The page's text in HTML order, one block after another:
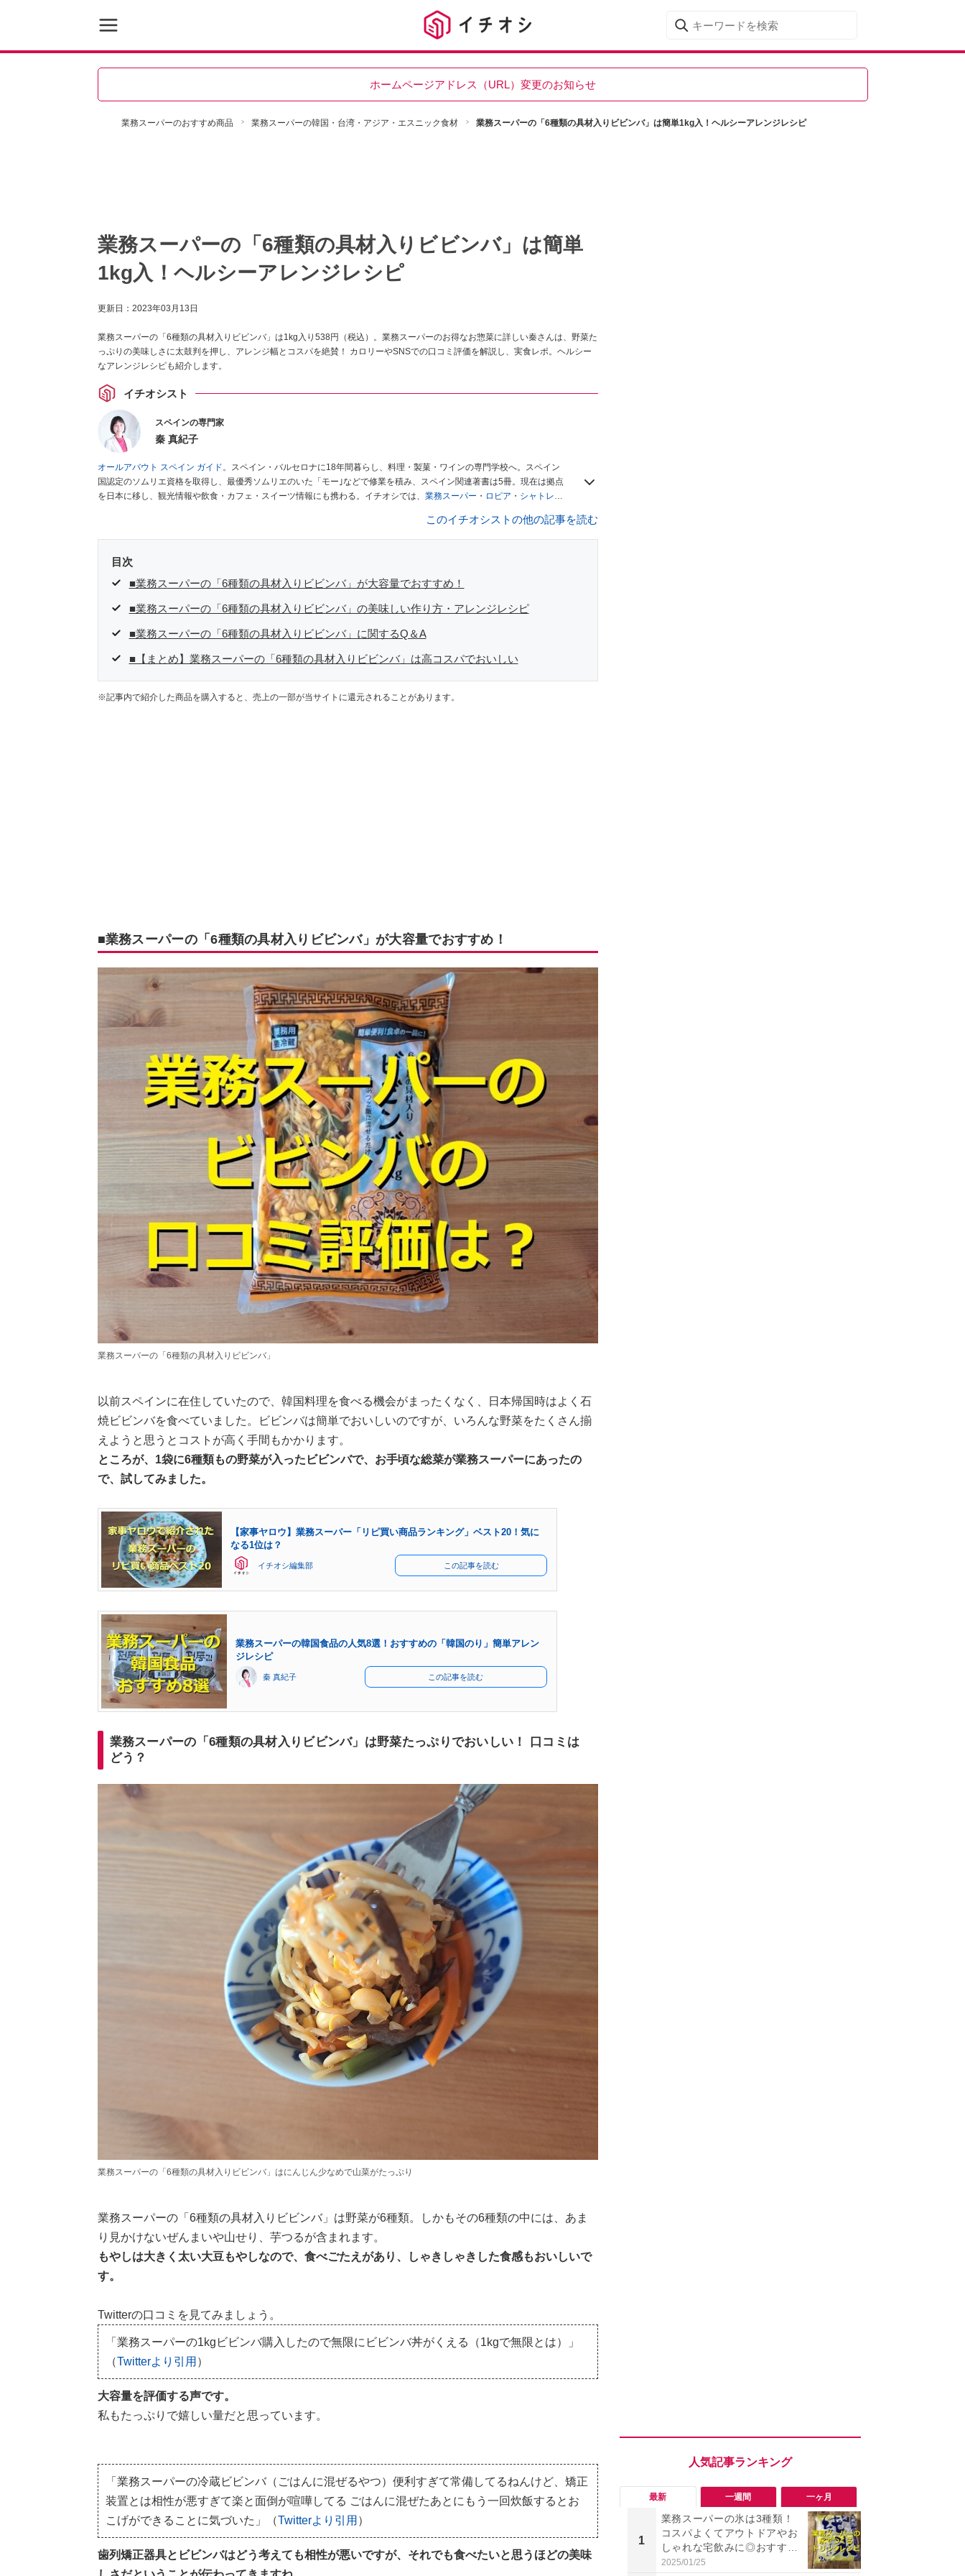
ホームページアドレス（URL）変更のお知らせ
業務スーパーのおすすめ商品 業務スーパーの韓国・台湾・アジア・エスニック食材 業務スーパーの「6種類の具材入りビビンバ」は簡単1kg入！ヘルシーアレンジレシピ
業務スーパーの「6種類の具材入りビビンバ」は簡単
1kg入！ヘルシーアレンジレシピ
更新日： 2023年03月13日
業務スーパーの「6種類の具材入りビビンバ」は1kg入り538円（税込）。業務スーパーのお得なお惣菜に詳しい秦さんは、野菜た
っぷりの美味しさに太鼓判を押し、アレンジ幅とコスパを絶賛！ カロリーやSNSでの口コミ評価を解説し、実食レポ。ヘルシー
なアレンジレシピも紹介します。
イチオシスト
スペインの専門家
秦 真紀子
オールアバウト スペイン ガイド。
スペイン・バルセロナに18年間暮らし、料理・製菓・ワインの専門学校へ。スペイン
国認定のソムリエ資格を取得し、最優秀ソムリエのいた「モー｣などで修業を積み、スペイン関連著書は5冊。現在は拠点
を日本に移し、観光情報や飲食・カフェ・スイーツ情報にも携わる。イチオシでは、 業務スーパー ・ ロピア ・ シャトレー
■経歴：ワイナリーツアーガイドや、飲食関連の方の視察旅行のコーディネートやガイド、スペ
インの食についての講演などの経験あり。2004年より「カフェ・スイーツ」（柴田書店）、「料理通信」（料理通信社）
ネートや執筆、著書5冊あり。 現在は、拠点をバルセロナから日本に移し、スペイン関連だけでなく日本の観光情報や飲
食店についてのコンテンツの執筆や、広報PR、出版プロデュースなどを行う。 ■寄稿雑誌……料理通信、カフェ・スイー
タ／aruco／地球の歩き方ほか。
このイチオシストの他の記事を読む
目次
■業務スーパーの「6種類の具材入りビビンバ」が大容量でおすすめ！
■業務スーパーの「6種類の具材入りビビンバ」の美味しい作り方・アレンジレシピ
■業務スーパーの「6種類の具材入りビビンバ」に関するQ＆A
■【まとめ】業務スーパーの「6種類の具材入りビビンバ」は高コスパでおいしい
※記事内で紹介した商品を購入すると、売上の一部が当サイトに還元されることがあります。
■業務スーパーの「6種類の具材入りビビンバ」が大容量でおすすめ！
業務スーパーの「6種類の具材入りビビンバ」
以前スペインに在住していたので、韓国料理を食べる機会がまったくなく、日本帰国時はよく石
焼ビビンバを食べていました。ビビンバは簡単でおいしいのですが、いろんな野菜をたくさん揃
えようと思うとコストが高く手間もかかります。
ところが、1袋に6種類もの野菜が入ったビビンバで、お手頃な総菜が業務スーパーにあったの
で、試してみました。
【家事ヤロウ】業務スーパー「リピ買い商品ランキング」ベスト20！気に
なる1位は？
イチオシ編集部 この記事を読む
業務スーパーの韓国食品の人気8選！おすすめの「韓国のり」簡単アレン
ジレシピ
秦 真紀子 この記事を読む
業務スーパーの「6種類の具材入りビビンバ」は野菜たっぷりでおいしい！ 口コミは
どう？
業務スーパーの「6種類の具材入りビビンバ」はにんじん少なめで山菜がたっぷり
業務スーパーの「6種類の具材入りビビンバ」は野菜が6種類。しかもその6種類の中には、あま
り見かけないぜんまいや山せり、芋つるが含まれます。
もやしは大きく太い大豆もやしなので、食べごたえがあり、しゃきしゃきした食感もおいしいで
す。
Twitterの口コミを見てみましょう。
「業務スーパーの1kgビビンバ購入したので無限にビビンバ丼がくえる（1kgで無限とは）」
（Twitterより引用 ）
大容量を評価する声です。
私もたっぷりで嬉しい量だと思っています。
「業務スーパーの冷蔵ビビンバ（ごはんに混ぜるやつ）便利すぎて常備してるねんけど、矯正
装置とは相性が悪すぎて楽と面倒が喧嘩してる ごはんに混ぜたあとにもう一回炊飯するとお
こげができることに気づいた」（Twitterより引用 ）
歯列矯正器具とビビンバはどう考えても相性が悪いですが、それでも食べたいと思うほどの美味
最新 一週間 一ヶ月
1
業務スーパーの氷は3種類！
コスパよくてアウトドアやお
しゃれな宅飲みに◎おすすめ
は2kg「純氷 オーロラアイ
2025/01/25